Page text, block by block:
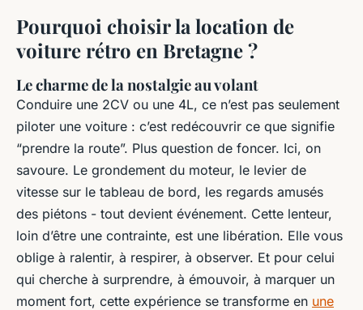
Pourquoi choisir la location de
voiture rétro en Bretagne ?
Le charme de la nostalgie au volant
Conduire une 2CV ou une 4L, ce n’est pas seulement
piloter une voiture : c’est redécouvrir ce que signifie
“prendre la route”. Plus question de foncer. Ici, on
savoure. Le grondement du moteur, le levier de
vitesse sur le tableau de bord, les regards amusés
des piétons - tout devient événement. Cette lenteur,
loin d’être une contrainte, est une libération. Elle vous
oblige à ralentir, à respirer, à observer. Et pour celui
qui cherche à surprendre, à émouvoir, à marquer un
moment fort, cette expérience se transforme en une